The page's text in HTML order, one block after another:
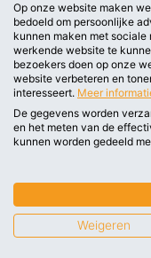
privacy
Op onze website maken
bedoeld om persoonlijke
kunnen maken met
werkende website te
bezoekers doen op onze
website verbeteren en
interesseert. Meer
De gegevens worden
en het meten van de
kunnen worden gedeeld
Weigeren